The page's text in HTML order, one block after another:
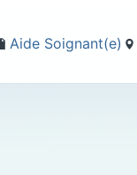
Aide Soignant(e)